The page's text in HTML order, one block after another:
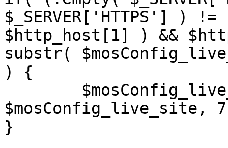
$_SERVER['HTTPS']
$http_host[1] ) &&
substr(
) {
$mosConfig_live_site,
}